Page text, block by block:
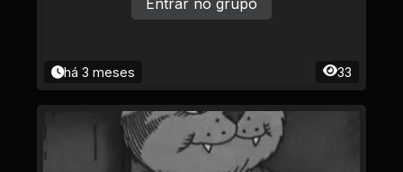
há 3 meses 33
Entrar no grupo